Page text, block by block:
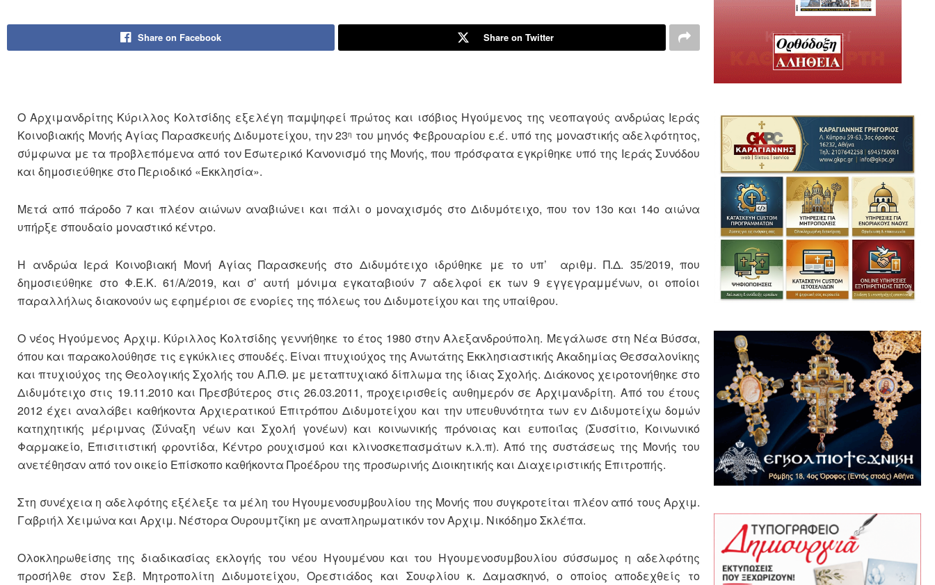
Share on Facebook Share on Twitter
Ο Αρχιμανδρίτης Κύριλλος Κολτσίδης εξελέγη παμψηφεί πρώτος και ισόβιος Ηγούμενος της νεοπαγούς ανδρώας Ιεράς
Κοινοβιακής Μονής Αγίας Παρασκευής Διδυμοτείχου, την 23η του μηνός Φεβρουαρίου ε.έ. υπό της μοναστικής αδελφότητος,
σύμφωνα με τα προβλεπόμενα από τον Εσωτερικό Κανονισμό της Μονής, που πρόσφατα εγκρίθηκε υπό της Ιεράς Συνόδου
και δημοσιεύθηκε στο Περιοδικό «Εκκλησία».
Μετά από πάροδο 7 και πλέον αιώνων αναβιώνει και πάλι ο μοναχισμός στο Διδυμότειχο, που τον 13ο και 14ο αιώνα
υπήρξε σπουδαίο μοναστικό κέντρο.
Η ανδρώα Ιερά Κοινοβιακή Μονή Αγίας Παρασκευής στο Διδυμότειχο ιδρύθηκε με το υπ’ αριθμ. Π.Δ. 35/2019, που
δημοσιεύθηκε στο Φ.Ε.Κ. 61/Α/2019, και σ’ αυτή μόνιμα εγκαταβιούν 7 αδελφοί εκ των 9 εγγεγραμμένων, οι οποίοι
παραλλήλως διακονούν ως εφημέριοι σε ενορίες της πόλεως του Διδυμοτείχου και της υπαίθρου.
Ο νέος Ηγούμενος Αρχιμ. Κύριλλος Κολτσίδης γεννήθηκε το έτος 1980 στην Αλεξανδρούπολη. Μεγάλωσε στη Νέα Βύσσα,
όπου και παρακολούθησε τις εγκύκλιες σπουδές. Είναι πτυχιούχος της Ανωτάτης Εκκλησιαστικής Ακαδημίας Θεσσαλονίκης
και πτυχιούχος της Θεολογικής Σχολής του Α.Π.Θ. με μεταπτυχιακό δίπλωμα της ίδιας Σχολής. Διάκονος χειροτονήθηκε στο
Διδυμότειχο στις 19.11.2010 και Πρεσβύτερος στις 26.03.2011, προχειρισθείς αυθημερόν σε Αρχιμανδρίτη. Από του έτους
2012 έχει αναλάβει καθήκοντα Αρχιερατικού Επιτρόπου Διδυμοτείχου και την υπευθυνότητα των εν Διδυμοτείχω δομών
κατηχητικής μέριμνας (Σύναξη νέων και Σχολή γονέων) και κοινωνικής πρόνοιας και ευποιΐας (Συσσίτιο, Κοινωνικό
Φαρμακείο, Επισιτιστική φροντίδα, Κέντρο ρουχισμού και κλινοσκεπασμάτων κ.λ.π). Από της συστάσεως της Μονής του
ανετέθησαν από τον οικείο Επίσκοπο καθήκοντα Προέδρου της προσωρινής Διοικητικής και Διαχειριστικής Επιτροπής.
Στη συνέχεια η αδελφότης εξέλεξε τα μέλη του Ηγουμενοσυμβουλίου της Μονής που συγκροτείται πλέον από τους Αρχιμ.
Γαβριήλ Χειμώνα και Αρχιμ. Νέστορα Ουρουμτζίκη με αναπληρωματικόν τον Αρχιμ. Νικόδημο Σκλέπα.
Ολοκληρωθείσης της διαδικασίας εκλογής του νέου Ηγουμένου και του Ηγουμενοσυμβουλίου σύσσωμος η αδελφότης
προσήλθε στον Σεβ. Μητροπολίτη Διδυμοτείχου, Ορεστιάδος και Σουφλίου κ. Δαμασκηνό, ο οποίος αποδεχθείς το